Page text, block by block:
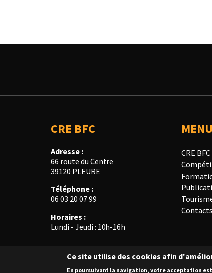
CRE BFC
Adresse :
66 route du Centre
39120 PLEURE
Téléphone :
06 03 20 07 99
Horaires :
Lundi - Jeudi : 10h-16h
MENU
CRE BFC
Contacts
© Copyright 2018 CRE BFC - Tous droits réservés
Ce site utilise des cookies afin
En poursuivant la navigation, votre acceptation